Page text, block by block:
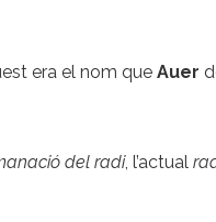
era el nom queAuer
del radi, l’actual